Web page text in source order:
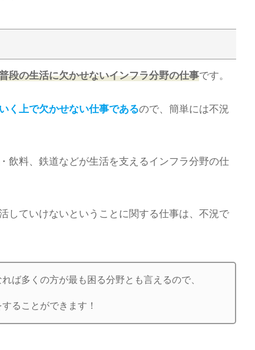
段の生活に欠かせないインフラ分野の仕事です。
く上で欠かせない仕事であるので、簡単には不況
飲料、鉄道などが生活を支えるインフラ分野の仕
していけないということに関する仕事は、不況で
ば多くの方が最も困る分野とも言えるので、
ることができます！